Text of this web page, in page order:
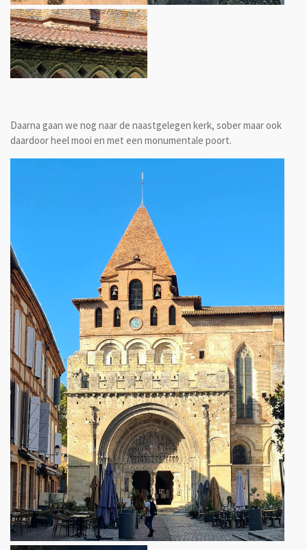
Daarna gaan we nog naar de naastgelegen kerk, sober maar ook
daardoor heel mooi en met een monumentale poort.